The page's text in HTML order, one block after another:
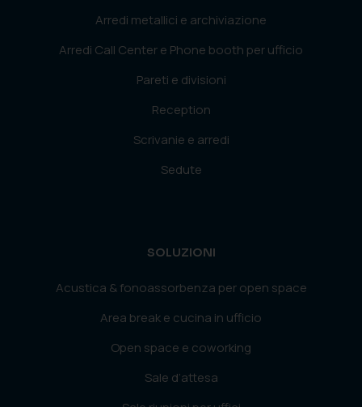
Arredi metallici e archiviazione
Arredi Call Center e Phone booth per ufficio
Pareti e divisioni
Reception
Scrivanie e arredi
Sedute
SOLUZIONI
Acustica & fonoassorbenza per open space
Area break e cucina in ufficio
Open space e coworking
Sale d’attesa